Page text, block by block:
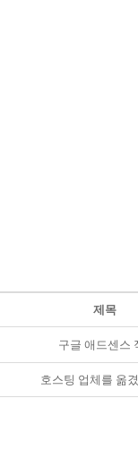
제목
구글 애드센스
호스팅 업체를 옮